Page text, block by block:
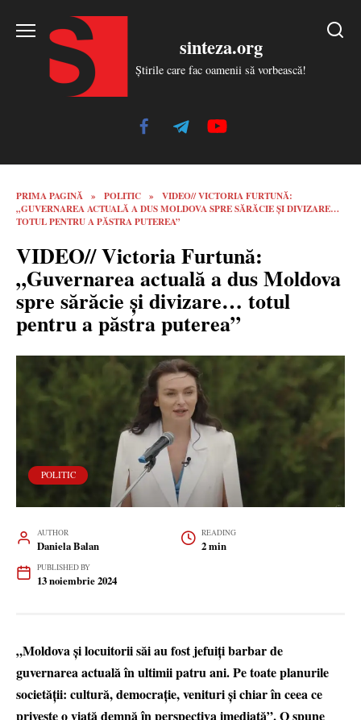
sinteza.org
Știrile care fac oamenii să vorbească!
PRIMA PAGINĂ » POLITIC »
VIDEO// VICTORIA FURTUNĂ:
„GUVERNAREA ACTUALĂ A DUS MOLDOVA SPRE SĂRĂCIE ȘI DIVIZARE…
TOTUL PENTRU A PĂSTRA PUTEREA”
VIDEO// Victoria Furtună:
„Guvernarea actuală a dus Moldova
spre sărăcie și divizare… totul
pentru a păstra puterea”
POLITIC
AUTHOR
Daniela Balan
READING
2 min
PUBLISHED BY
13 noiembrie 2024
„Moldova și locuitorii săi au fost jefuiți barbar de
guvernarea actuală în ultimii patru ani. Pe toate planurile
societății: cultură, democrație, venituri și chiar în ceea ce
privește o viață demnă în perspectiva imediată”. O spune